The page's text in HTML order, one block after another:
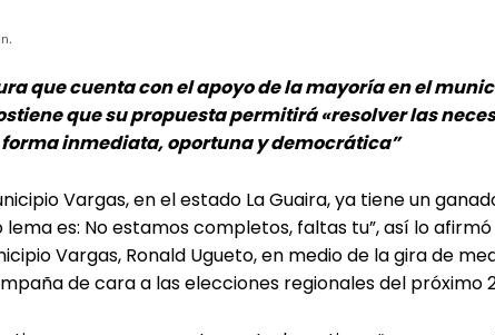
que cuenta con el apoyo de la mayoría en el
que su propuesta permitirá «resolver las
inmediata, oportuna y democrática”
Vargas, en el estado La Guaira, ya tiene un
es: No estamos completos, faltas tu”, así lo
Vargas, Ronald Ugueto, en medio de la gira de
de cara a las elecciones regionales del próximo